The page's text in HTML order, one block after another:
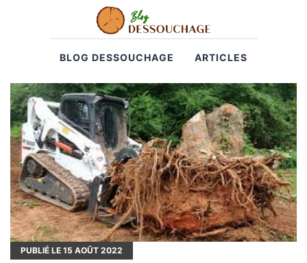
BLOG DESSOUCHAGE ARTICLES
PUBLIÉ LE 15 AOÛT 2022